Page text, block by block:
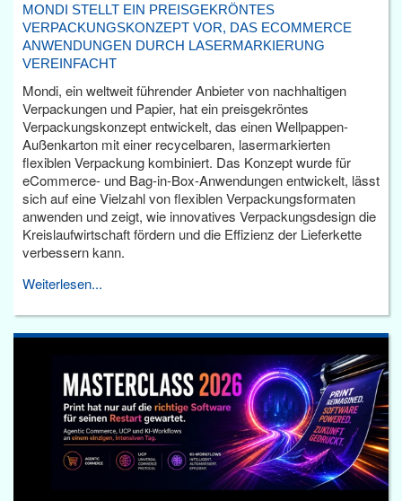
MONDI STELLT EIN PREISGEKRÖNTES
VERPACKUNGSKONZEPT VOR, DAS ECOMMERCE
ANWENDUNGEN DURCH LASERMARKIERUNG
VEREINFACHT
Mondi, ein weltweit führender Anbieter von nachhaltigen
Verpackungen und Papier, hat ein preisgekröntes
Verpackungskonzept entwickelt, das einen Wellpappen-
Außenkarton mit einer recycelbaren, lasermarkierten
flexiblen Verpackung kombiniert. Das Konzept wurde für
eCommerce- und Bag-in-Box-Anwendungen entwickelt, lässt
sich auf eine Vielzahl von flexiblen Verpackungsformaten
anwenden und zeigt, wie innovatives Verpackungsdesign die
Kreislaufwirtschaft fördern und die Effizienz der Lieferkette
verbessern kann.
Weiterlesen...